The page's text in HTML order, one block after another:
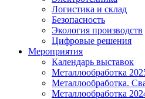
Логистика и склад
Безопасность
Экология производств
Цифровые решения
Мероприятия
Календарь выставок
Металлообработка
Металлообработка.
Металлообработка